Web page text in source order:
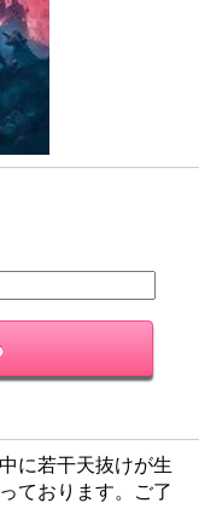
に若干天抜けが生
ております。ご了